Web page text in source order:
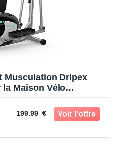
Musculation Dripex
Maison Vélo
199.99 €